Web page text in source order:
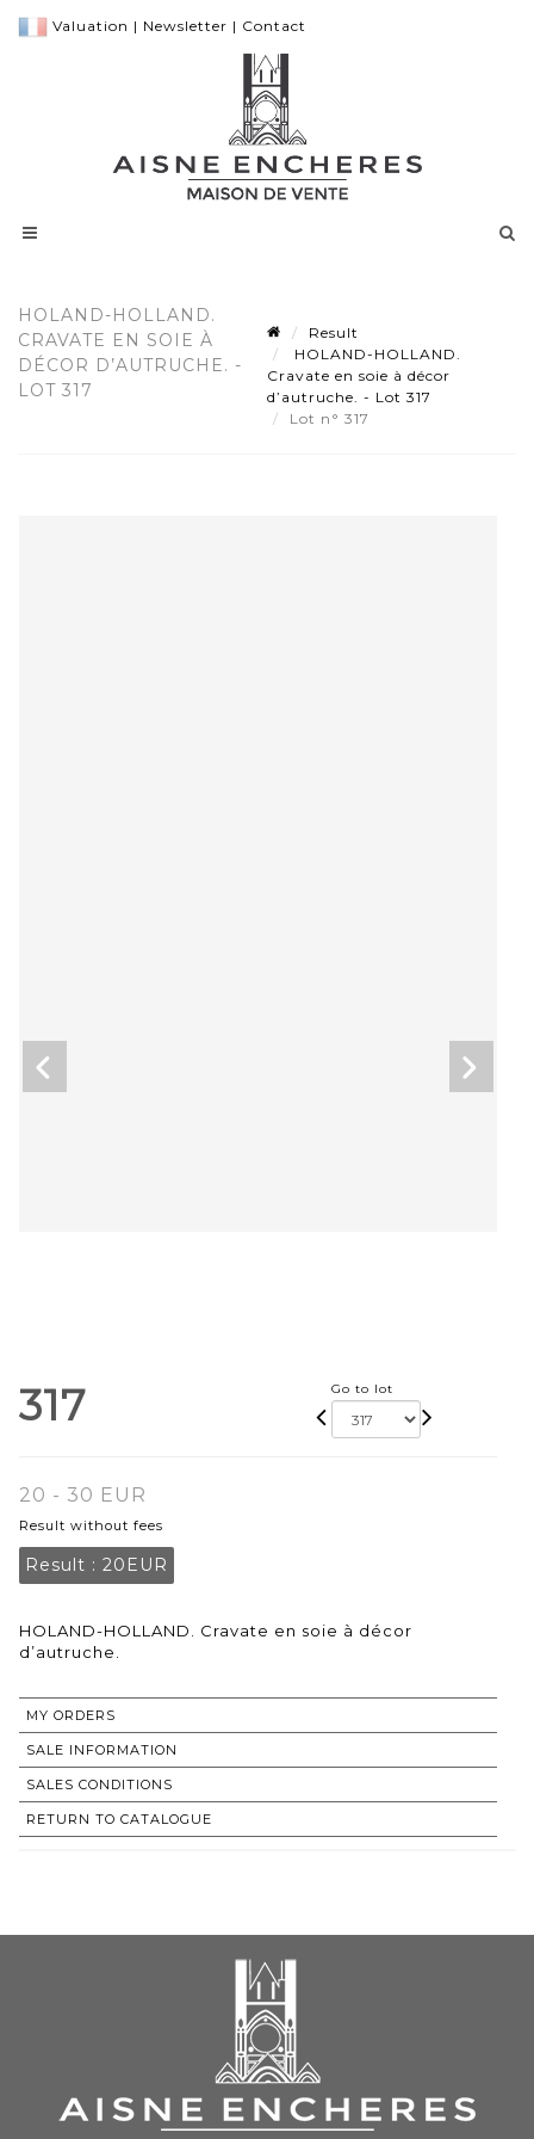
Valuation | Newsletter | Contact
HOLAND-HOLLAND.
CRAVATE EN SOIE À
DÉCOR D’AUTRUCHE. -
LOT 317
Result
HOLAND-HOLLAND.
Cravate en soie à décor
d’autruche. - Lot 317
Lot n° 317
317 Go to lot
20 - 30 EUR
Result without fees
Result : 20EUR
HOLAND-HOLLAND. Cravate en soie à décor
d’autruche.
MY ORDERS
SALE INFORMATION
SALES CONDITIONS
RETURN TO CATALOGUE